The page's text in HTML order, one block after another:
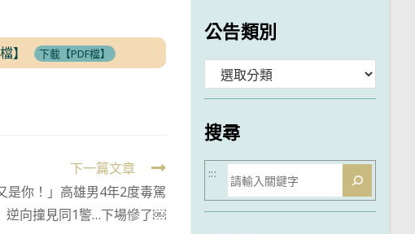
】 下載【PDF檔】
下一篇文章
是你！」高雄男4年2度毒駕
逆向撞見同1警…下場慘了￼
公告類別
類
搜尋
搜
尋
:::